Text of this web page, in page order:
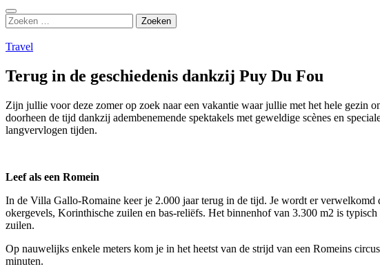
Zoeken
Zoeken
naar:
Travel
Terug in de geschiedenis dankzij Puy Du Fou
Zijn jullie voor deze zomer op zoek naar een vakantie waar jullie met het hele gezin
doorheen de tijd dankzij adembenemende spektakels met geweldige scènes en
langvervlogen tijden.
Leef als een Romein
In de Villa Gallo-Romaine keer je 2.000 jaar terug in de tijd. Je wordt er verwelkomd
okergevels, Korinthische zuilen en bas-reliëfs. Het binnenhof van 3.300 m2 is
zuilen.
Op nauwelijks enkele meters kom je in het heetst van de strijd van een Romeins
minuten.